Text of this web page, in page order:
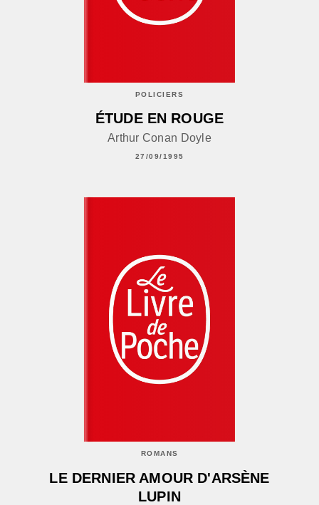
POLICIERS
ÉTUDE EN ROUGE
Arthur Conan Doyle
27/09/1995
ROMANS
LE DERNIER AMOUR D'ARSÈNE
LUPIN